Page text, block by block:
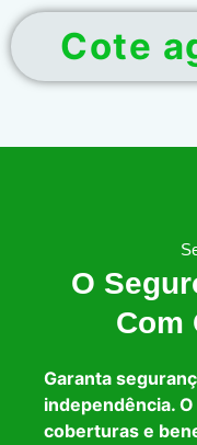
Cote
O
Com
Garanta
independência.
coberturas e